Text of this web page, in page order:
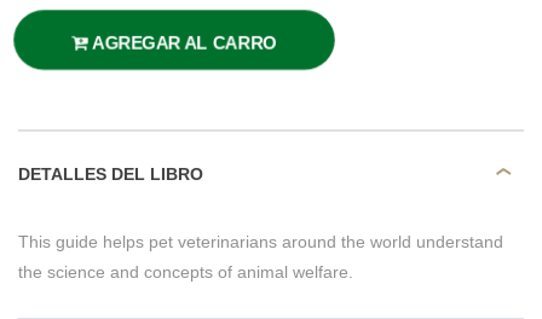
AGREGAR AL CARRO
DETALLES DEL LIBRO
This guide helps pet veterinarians around the world understand
the science and concepts of animal welfare.